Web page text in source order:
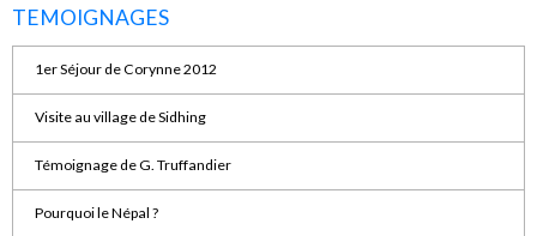
TEMOIGNAGES
1er Séjour de Corynne 2012
Visite au village de Sidhing
Témoignage de G. Truffandier
Pourquoi le Népal ?